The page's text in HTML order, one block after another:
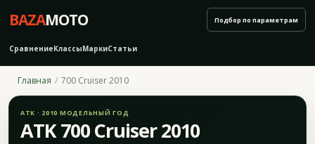
BAZAMOTO
СравнениеКлассыМаркиСтатьи
Подбор по параметрам
Главная 700 Cruiser 2010
ATK · 2010 МОДЕЛЬНЫЙ ГОД
ATK 700 Cruiser 2010